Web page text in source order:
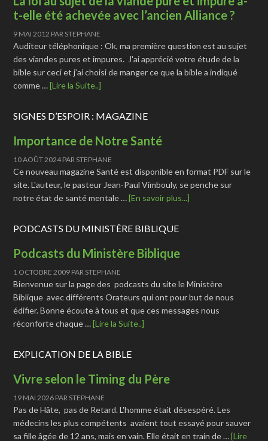
t-elle été achevée avec l’ancien Alliance ?
9 MAI 2012 PAR STEPHANE
Auditeur téléphonique : Ok, ma première question est au sujet
des viandes pures et impures. J'ai apprécié votre étude de la
bible sur ceci et j’ai choisi de manger ce que la bible a indiqué
comme …[Lire la Suite..]
SIGNES D’ESPOIR : MAGAZINE
Importance de Notre Santé
10 AOÛT 2024PAR STEPHANE
Ce nouveau magazine Santé est disponible en format PDF sur le
site. L'auteur, le pasteur Jean-Paul Vimbouly, se penche sur
notre état de santé mentale …[En savoir plus...]
PODCASTS DU MINISTÈRE BIBLIQUE
Podcasts du Ministère Biblique
1 OCTOBRE 2009 PAR STEPHANE
Bienvenue sur la page des podcasts du site le Ministère
Biblique avec différents Orateurs qui ont pour but de nous
édifier. Bonne écoute à tous et que ces messages nous
réconforte chaque …[Lire la Suite..]
EXPLICATION DE LA BIBLE
Vivre selon le Timing du Père
19 MAI 2026 PAR STEPHANE
Pas de Hâte, pas de Retard. L'homme était désespéré. Les
médecins les plus compétents avaient tout essayé pour sauver
sa fille âgée de 12 ans, mais en vain. Elle était en train de …[Lire